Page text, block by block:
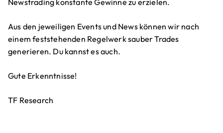
Aus den jeweiligen Events und News können wir nach
einem feststehenden Regelwerk sauber Trades
generieren. Du kannst es auch.
Gute Erkenntnisse!
TF Research